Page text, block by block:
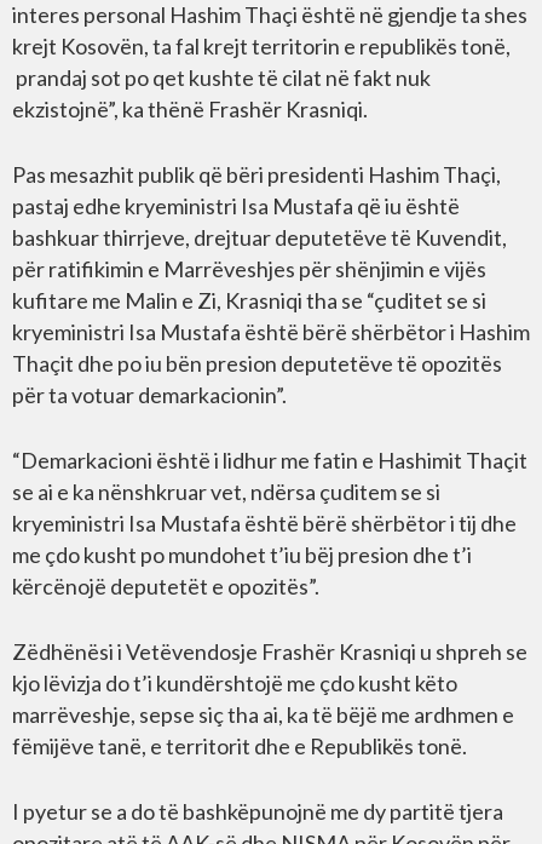
interes personal Hashim Thaçi është në gjendje ta shes
krejt Kosovën, ta fal krejt territorin e republikës tonë,
prandaj sot po qet kushte të cilat në fakt nuk
ekzistojnë”, ka thënë Frashër Krasniqi.
Pas mesazhit publik që bëri presidenti Hashim Thaçi,
pastaj edhe kryeministri Isa Mustafa që iu është
bashkuar thirrjeve, drejtuar deputetëve të Kuvendit,
për ratifikimin e Marrëveshjes për shënjimin e vijës
kufitare me Malin e Zi, Krasniqi tha se “çuditet se si
kryeministri Isa Mustafa është bërë shërbëtor i Hashim
Thaçit dhe po iu bën presion deputetëve të opozitës
për ta votuar demarkacionin”.
“Demarkacioni është i lidhur me fatin e Hashimit Thaçit
se ai e ka nënshkruar vet, ndërsa çuditem se si
kryeministri Isa Mustafa është bërë shërbëtor i tij dhe
me çdo kusht po mundohet t’iu bëj presion dhe t’i
kërcënojë deputetët e opozitës”.
Zëdhënësi i Vetëvendosje Frashër Krasniqi u shpreh se
kjo lëvizja do t’i kundërshtojë me çdo kusht këto
marrëveshje, sepse siç tha ai, ka të bëjë me ardhmen e
fëmijëve tanë, e territorit dhe e Republikës tonë.
I pyetur se a do të bashkëpunojnë me dy partitë tjera